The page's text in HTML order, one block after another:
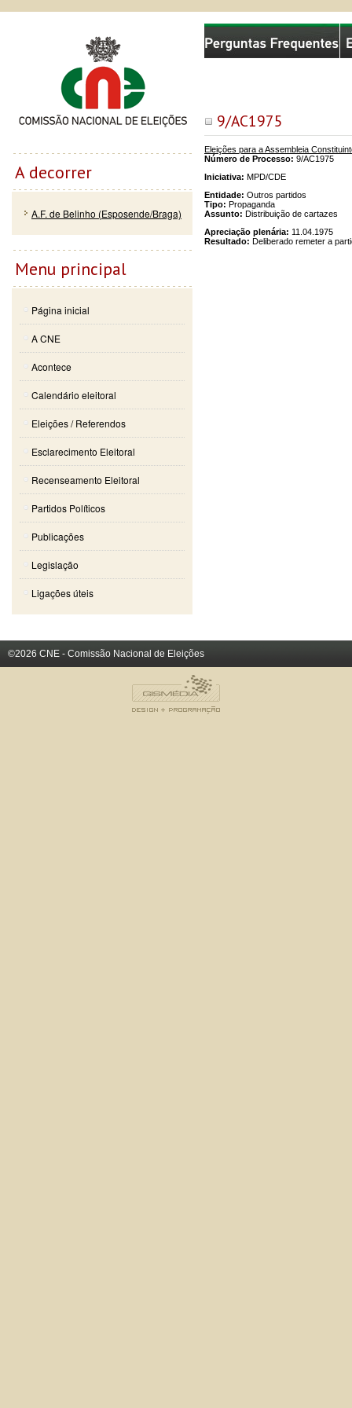
9/AC1975
Eleições para a Assembleia
Número de Processo: 9/AC1975
Iniciativa: MPD/CDE
Entidade: Outros partidos
Tipo: Propaganda
Assunto: Distribuição de cartazes
Apreciação plenária: 11.04.1975
Resultado: Deliberado remeter a
Comissão Nacional de Eleições
A decorrer
A.F. de Belinho (Esposende/Braga)
Menu principal
Página inicial
A CNE
Acontece
Calendário eleitoral
Eleições / Referendos
Esclarecimento Eleitoral
Recenseamento Eleitoral
Partidos Políticos
Publicações
Legislação
Ligações úteis
©2026 CNE - Comissão Nacional de Eleições